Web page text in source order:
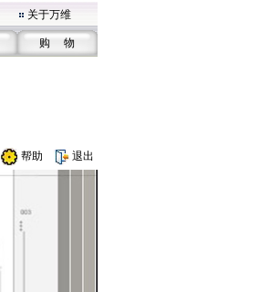
关于万维
购 物
帮助 退出